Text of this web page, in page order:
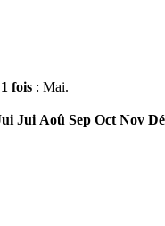
1 fois : Mai.
Jui Aoû Sep Oct Nov